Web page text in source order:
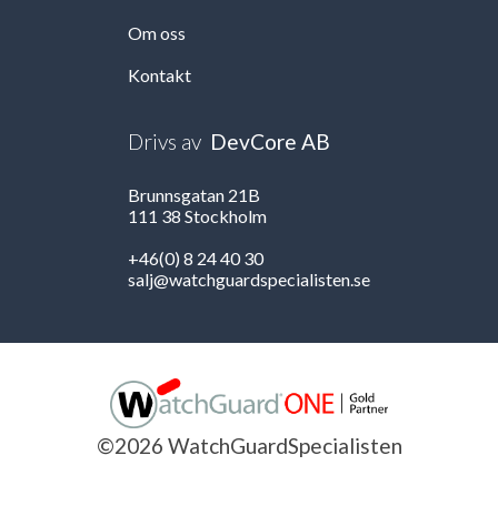
Om oss
Kontakt
Drivs av DevCore AB
Brunnsgatan 21B
111 38 Stockholm
+46(0) 8 24 40 30
salj@watchguardspecialisten.se
©2026 WatchGuardSpecialisten